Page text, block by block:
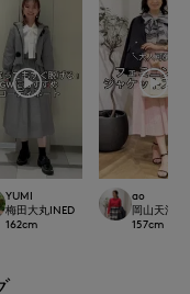
cassetto
YUMI
梅田大丸INED
162cm
ao
岡山天満屋
157cm